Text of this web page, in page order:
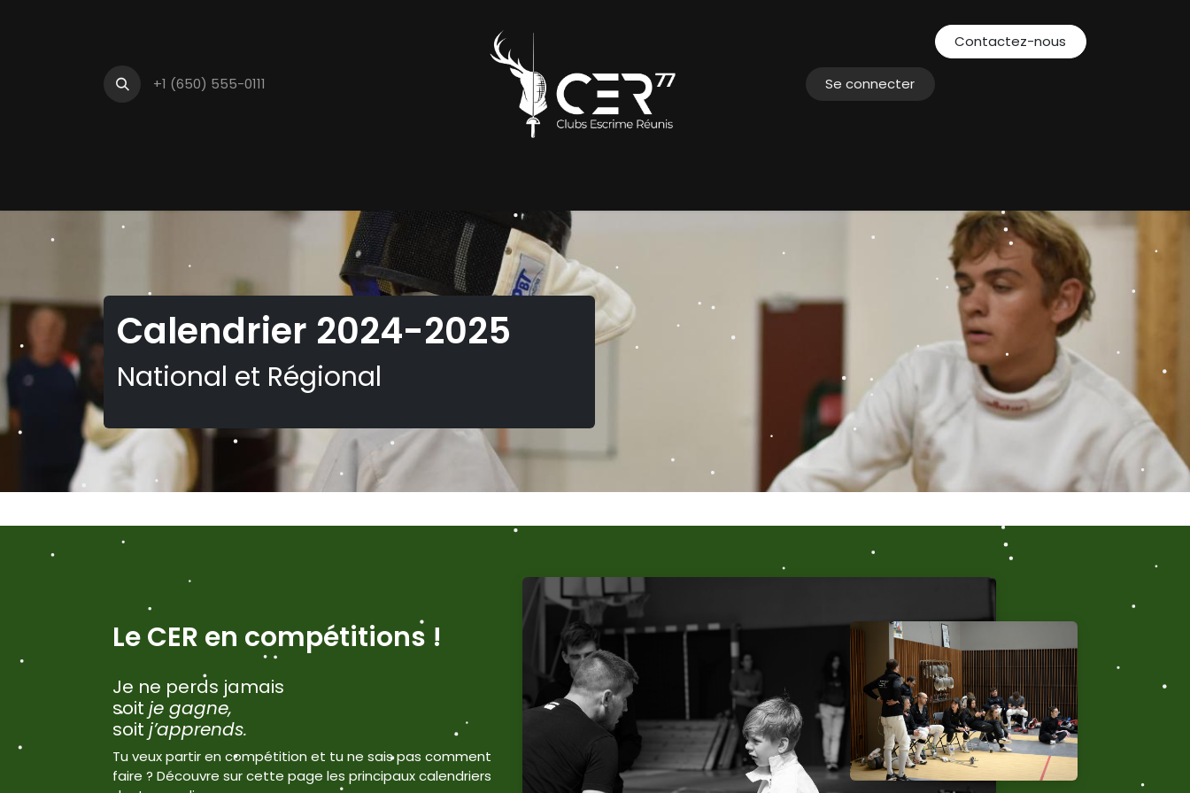
+1 (650) 555-0111 Se connecter
Contactez-nous
Calendrier 2024-2025
National et Régional
Le CER en compétitions !
Je ne perds jamais
soit je gagne,
soit j’apprends.
Tu veux partir en compétition et tu ne sais pas comment
faire ? Découvre sur cette page les principaux calendriers